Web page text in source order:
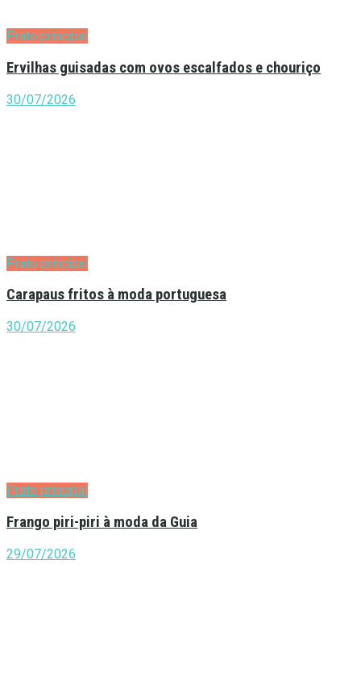
Prato principal
Ervilhas guisadas com ovos escalfados e chouriço
30/07/2026
Prato principal
Carapaus fritos à moda portuguesa
30/07/2026
Prato principal
Frango piri-piri à moda da Guia
29/07/2026